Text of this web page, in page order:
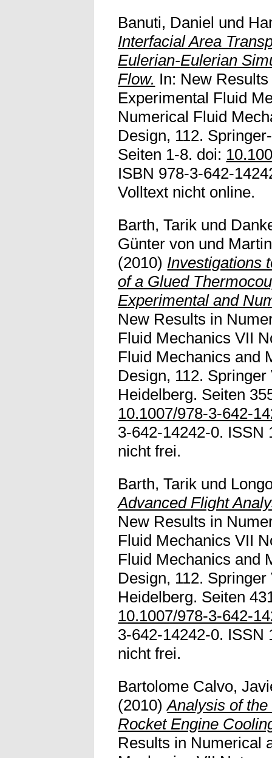
Banuti, Daniel und
Interfacial Area
Eulerian-Eulerian
Flow. In: New
Experimental Fluid
Numerical Fluid
Design, 112.
Seiten 1-8. doi:
ISBN 978-3-642-
Volltext nicht online.
Barth, Tarik und
Günter von und
(2010) Investigations
of a Glued
Experimental and
New Results in
Fluid Mechanics VII
Fluid Mechanics and
Design, 112.
Heidelberg. Seiten
10.1007/978-3-642-
3-642-14242-0. ISSN
nicht frei.
Barth, Tarik und
Advanced Flight
New Results in
Fluid Mechanics VII
Fluid Mechanics and
Design, 112.
Heidelberg. Seiten
10.1007/978-3-642-
3-642-14242-0. ISSN
nicht frei.
Bartolome Calvo,
(2010)Analysis of
Rocket Engine
Results in Numerical